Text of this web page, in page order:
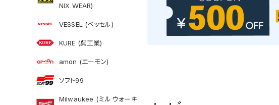
NIX WEAR)
VESSEL (ベッセル)
KURE (呉工業)
amon (エーモン)
ソフト99
Milwaukee (ミルウォーキ